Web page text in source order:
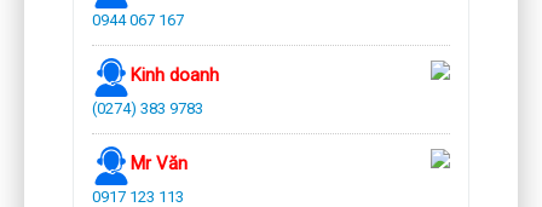
0944 067 167
Kinh doanh
(0274) 383 9783
Mr Văn
0917 123 113